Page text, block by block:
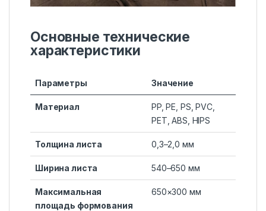
Основные технические
характеристики
Параметры Значение
Материал
PP, PE, PS, PVC,
PET, ABS, HIPS
Толщина листа 0,3–2,0 мм
Ширина листа 540–650 мм
Максимальная
площадь формования
650×300 мм